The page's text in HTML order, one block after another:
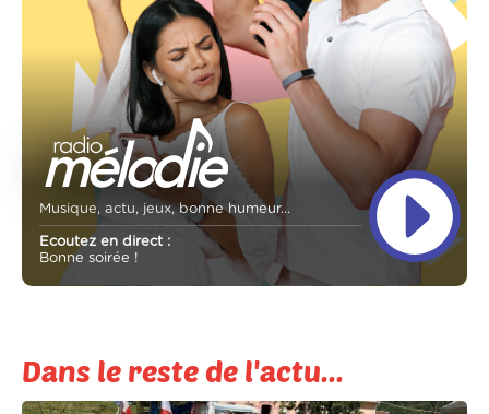
Musique, actu, jeux, bonne humeur...
Ecoutez en direct :
Bonne soirée !
Dans le reste de l'actu...